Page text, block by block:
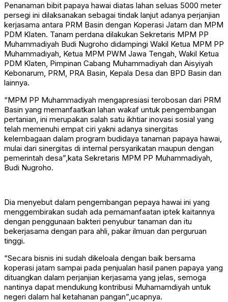
Penanaman bibit papaya hawai diatas lahan seluas 5000 meter
persegi ini dilaksanakan sebagai tindak lanjut adanya perjanjian
kerjasama antara PRM Basin dengan Koperasi Jatam dan MPM
PDM Klaten. Tanam perdana dilakukan Sekretaris MPM PP
Muhammadiyah Budi Nugroho didampingi Wakil Ketua MPM PP
Muhammadiyah, Ketua MPM PWM Jawa Tengah, Wakil Ketua
PDM Klaten, Pimpinan Cabang Muhammadiyah dan Aisyiyah
Kebonarum, PRM, PRA Basin, Kepala Desa dan BPD Basin dan
lainnya.
“MPM PP Muhammadiyah mengapresiasi terobosan dari PRM
Basin yang memanfaatkan lahan wakaf untuk pengembangan
pertanian, ini merupakan salah satu ikhtiar inovasi sosial yang
telah memenuhi empat ciri yakni adanya sinergitas
kelembagaan dalam program budidaya tanaman papaya hawai,
mulai dari sinergitas di internal persyarikatan maupun dengan
pemerintah desa”,kata Sekretaris MPM PP Muhammadiyah,
Budi Nugroho.
Dia menyebut dalam pengembangan pepaya hawai ini yang
menggembirakan sudah ada pemamanfaatan iptek kaitannya
dengan penggunaan bakteri penyubur tanaman dan itu
bekerjasama dengan para ahli, pakar ilmuan dan perguruan
tinggi.
“Secara bisnis ini sudah dikeloala dengan baik bersama
koperasi jatam sampai pada penjualan hasil panen papaya yang
dituangkan dalam perjanjian kerjasama yang jelas, semoga
nantinya dapat mendukung kontribusi Muhamamdiyah untuk
negeri dalam hal ketahanan pangan”,ucapnya.